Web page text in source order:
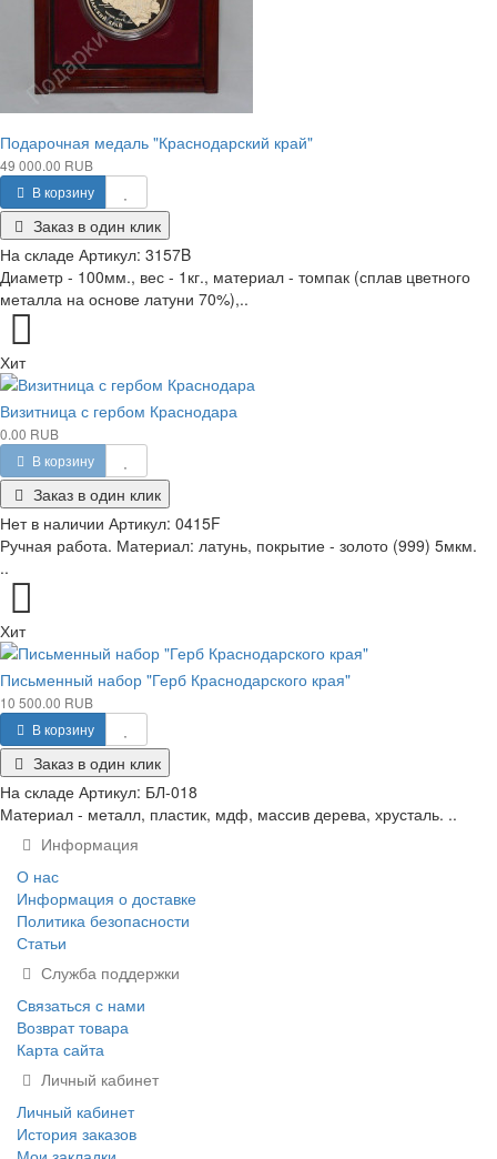
Подарочная медаль "Краснодарский край"
49 000.00 RUB
В корзину
Заказ в один клик
На складе Артикул: 3157B
Диаметр - 100мм., вес - 1кг., материал - томпак (сплав цветного
металла на основе латуни 70%),..
Хит
Визитница с гербом Краснодара
0.00 RUB
В корзину
Заказ в один клик
Нет в наличии Артикул: 0415F
Ручная работа. Материал: латунь, покрытие - золото (999) 5мкм.
..
Хит
Письменный набор "Герб Краснодарского края"
10 500.00 RUB
В корзину
Заказ в один клик
На складе Артикул: БЛ-018
Материал - металл, пластик, мдф, массив дерева, хрусталь. ..
Информация
О нас
Информация о доставке
Политика безопасности
Статьи
Служба поддержки
Связаться с нами
Возврат товара
Карта сайта
Личный кабинет
Личный кабинет
История заказов